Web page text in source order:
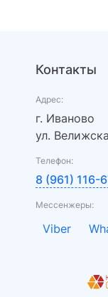
Контакты
Адрес:
г. Иваново
ул.
Телефон:
8 (961) 116-
Мессенжеры:
Viber